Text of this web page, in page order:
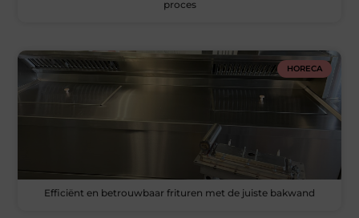
proces
HORECA
Efficiënt en betrouwbaar frituren met de juiste bakwand